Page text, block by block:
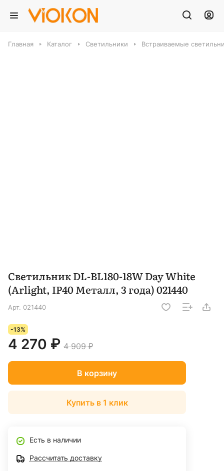
Главная Каталог Светильники Встраиваемые
Светильник DL-BL180-18W Day White
(Arlight, IP40 Металл, 3 года) 021440
Арт. 021440
-13%
4 270 ₽ 4 909 ₽
В корзину
Купить в 1 клик
Есть в наличии
Рассчитать доставку